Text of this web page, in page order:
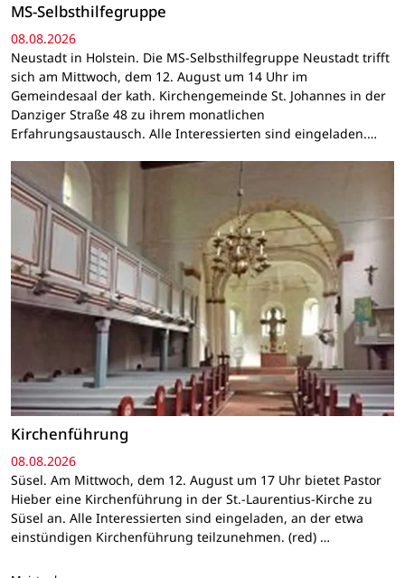
MS-Selbsthilfegruppe
08.08.2026
Neustadt in Holstein. Die MS-Selbsthilfegruppe Neustadt trifft
sich am Mittwoch, dem 12. August um 14 Uhr im
Gemeindesaal der kath. Kirchengemeinde St. Johannes in der
Danziger Straße 48 zu ihrem monatlichen
Erfahrungsaustausch. Alle Interessierten sind eingeladen.…
Kirchenführung
08.08.2026
Süsel. Am Mittwoch, dem 12. August um 17 Uhr bietet Pastor
Hieber eine Kirchenführung in der St.-Laurentius-Kirche zu
Süsel an. Alle Interessierten sind eingeladen, an der etwa
einstündigen Kirchenführung teilzunehmen. (red) …